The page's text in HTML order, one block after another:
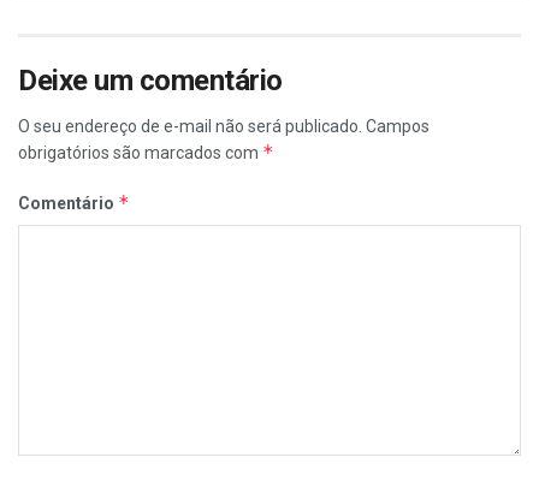
Deixe um comentário
O seu endereço de e-mail não será publicado. Campos
obrigatórios são marcados com *
Comentário *